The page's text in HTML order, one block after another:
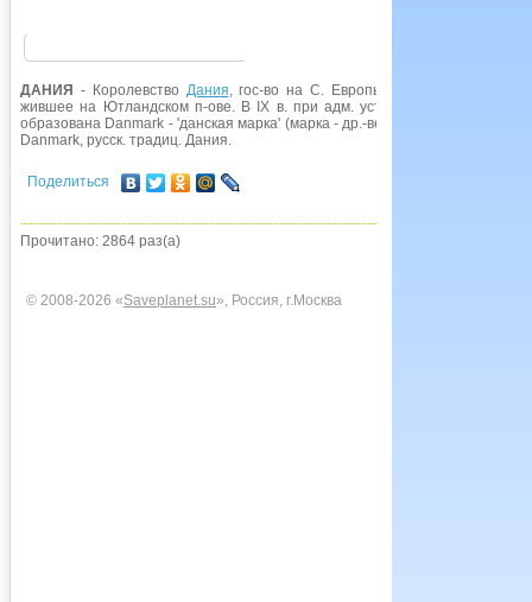
ДАНИЯ - Королевство Дания, гос-во на С. Европы. В источниках V-
жившее на Ютландском п-ове. В IX в. при адм. устройстве
образована Danmark - 'данская марка' (марка - др.-верх.-нем. 'граница,
Danmark, русск. традиц. Дания.
Поделиться
Прочитано: 2864 раз(а)
© 2008-2026 «Saveplanet.su», Россия, г.Москва